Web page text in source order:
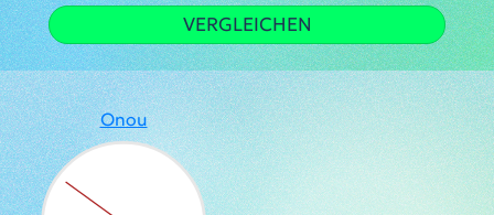
VERGLEICHEN
Onou